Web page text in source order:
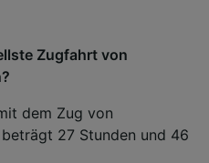
Zugfahrt von
dem Zug von
27 Stunden und 46